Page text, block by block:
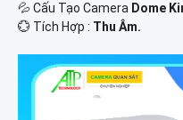
💦 Cấu Tạo Camera Dome
️💮 Tích Hợp : Thu Âm.